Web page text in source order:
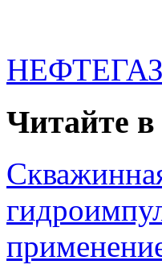
Читайте